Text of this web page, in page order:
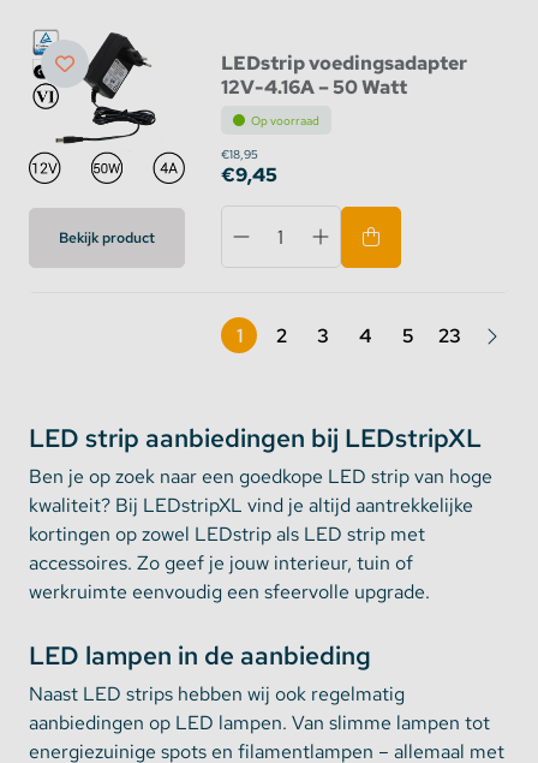
Bekijk product
LEDstrip voedingsadapter
12V-4.16A – 50 Watt
Op voorraad
€18,95
€9,45
1 2 3 4 5 23
LED strip aanbiedingen bij LEDstripXL
Ben je op zoek naar een goedkope LED strip van hoge
kwaliteit? Bij LEDstripXL vind je altijd aantrekkelijke
kortingen op zowel LEDstrip als LED strip met
accessoires. Zo geef je jouw interieur, tuin of
werkruimte eenvoudig een sfeervolle upgrade.
LED lampen in de aanbieding
Naast LED strips hebben wij ook regelmatig
aanbiedingen op LED lampen. Van slimme lampen tot
energiezuinige spots en filamentlampen – allemaal met